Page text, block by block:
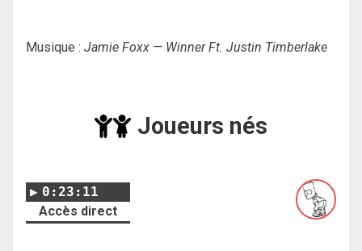
Musique : Jamie Foxx — Winner Ft. Justin Timberlake
Joueurs nés
0:23:11
Accès direct